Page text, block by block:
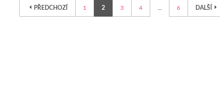
PŘEDCHOZÍ 1 2 3 4 6 DALŠÍ